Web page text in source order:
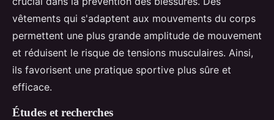
vêtements qui s'adaptent aux mouvements du corps
permettent une plus grande amplitude de mouvement
et réduisent le risque de tensions musculaires. Ainsi,
ils favorisent une pratique sportive plus sûre et
efficace.
Études et recherches